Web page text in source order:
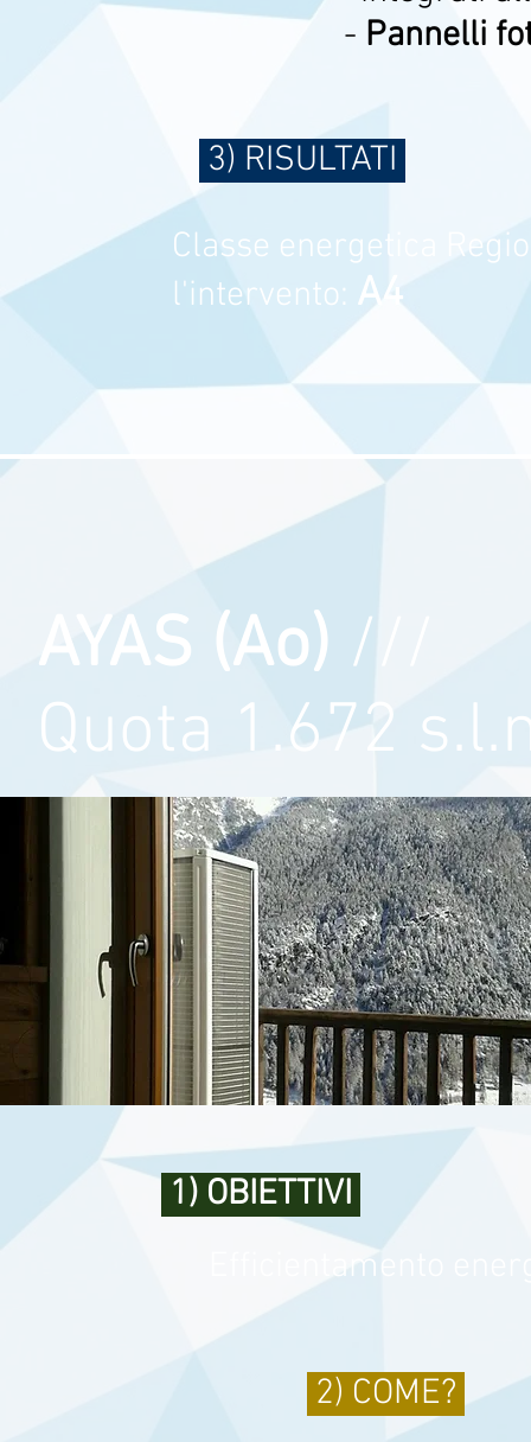
- Pannelli
3) RISULTATI
Classe energetica
l'intervento: A4
AYAS (Ao) ///
Quota 1.672
1) OBIETTIVI
Efficientamento
2) COME?